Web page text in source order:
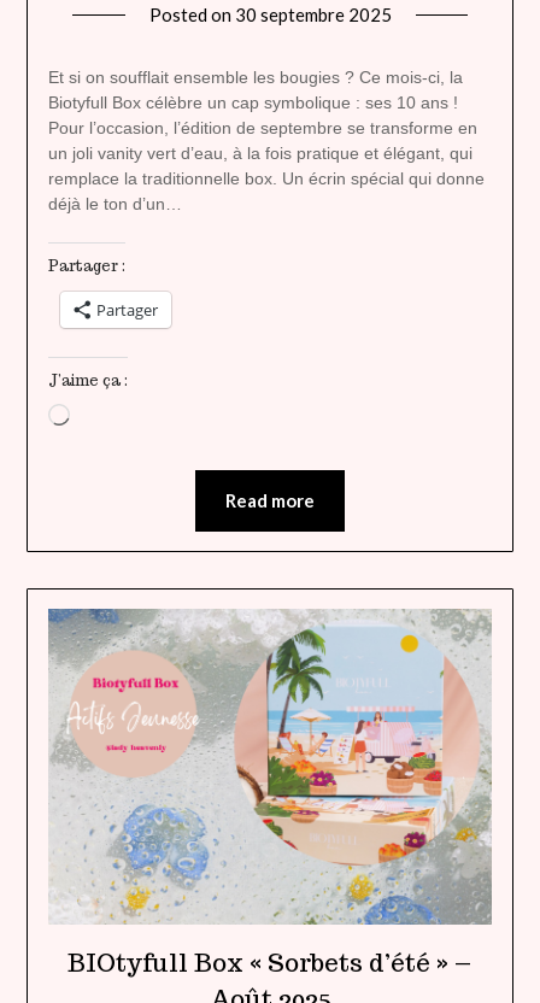
Posted on 30 septembre 2025
heavenly
Et si on soufflait ensemble les bougies ? Ce mois-ci, la
Biotyfull Box célèbre un cap symbolique : ses 10 ans !
Pour l’occasion, l’édition de septembre se transforme en
un joli vanity vert d’eau, à la fois pratique et élégant, qui
remplace la traditionnelle box. Un écrin spécial qui donne
déjà le ton d’un…
Partager :
Partager
J’aime ça :
Chargement…
Read more
BIOtyfull Box « Sorbets d’été » –